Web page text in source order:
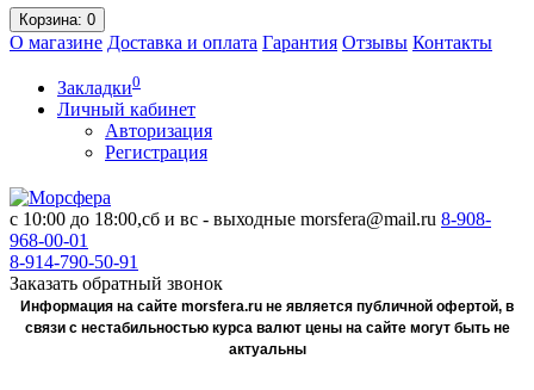
Корзина: 0
О магазине Доставка и оплата Гарантия Отзывы Контакты
Закладки0
Личный кабинет
Авторизация
Регистрация
с 10:00 до 18:00,сб и вс - выходные morsfera@mail.ru 8-908-
968-00-01
8-914-790-50-91
Заказать обратный звонок
Информация на сайте morsfera.ru не является публичной офертой, в
связи с нестабильностью курса валют цены на сайте могут быть не
актуальны